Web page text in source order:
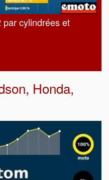
cylindrées et
, Honda,